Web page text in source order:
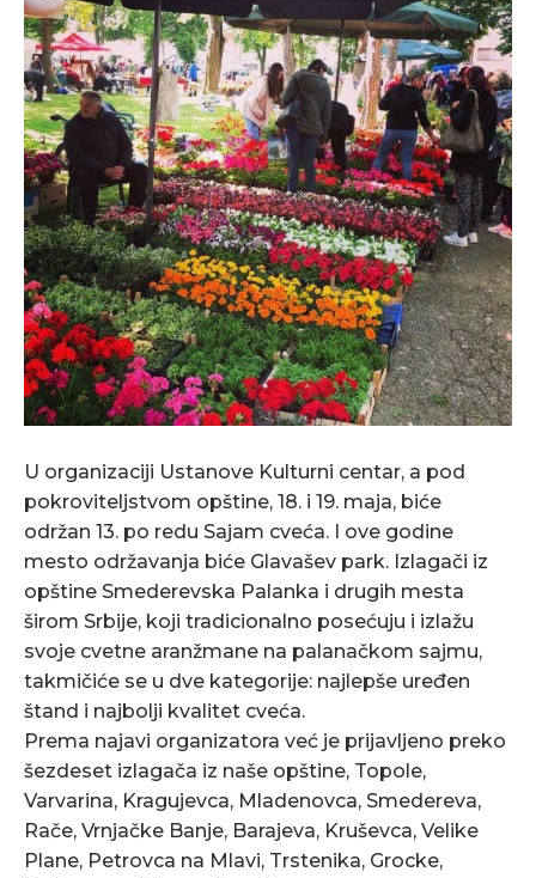
U organizaciji Ustanove Kulturni centar, a pod
pokroviteljstvom opštine, 18. i 19. maja, biće
održan 13. po redu Sajam cveća. I ove godine
mesto održavanja biće Glavašev park. Izlagači iz
opštine Smederevska Palanka i drugih mesta
širom Srbije, koji tradicionalno posećuju i izlažu
svoje cvetne aranžmane na palanačkom sajmu,
takmičiće se u dve kategorije: najlepše uređen
štand i najbolji kvalitet cveća.
Prema najavi organizatora već je prijavljeno preko
šezdeset izlagača iz naše opštine, Topole,
Varvarina, Kragujevca, Mladenovca, Smedereva,
Rače, Vrnjačke Banje, Barajeva, Kruševca, Velike
Plane, Petrovca na Mlavi, Trstenika, Grocke,